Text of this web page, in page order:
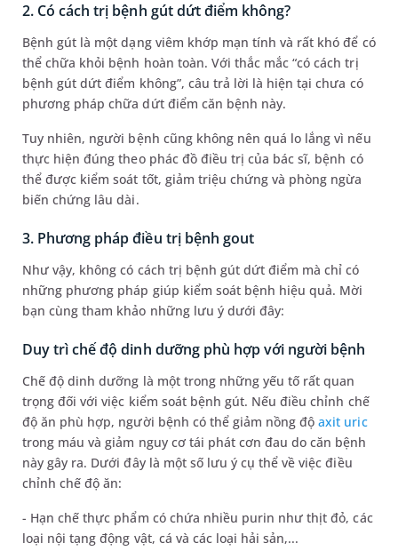
2. Có cách trị bệnh gút dứt điểm không?
Bệnh gút là một dạng viêm khớp mạn tính và rất khó để có
thể chữa khỏi bệnh hoàn toàn. Với thắc mắc “có cách trị
bệnh gút dứt điểm không”, câu trả lời là hiện tại chưa có
phương pháp chữa dứt điểm căn bệnh này.
Tuy nhiên, người bệnh cũng không nên quá lo lắng vì nếu
thực hiện đúng theo phác đồ điều trị của bác sĩ, bệnh có
thể được kiểm soát tốt, giảm triệu chứng và phòng ngừa
biến chứng lâu dài.
3. Phương pháp điều trị bệnh gout
Như vậy, không có cách trị bệnh gút dứt điểm mà chỉ có
những phương pháp giúp kiểm soát bệnh hiệu quả. Mời
bạn cùng tham khảo những lưu ý dưới đây:
Duy trì chế độ dinh dưỡng phù hợp với người bệnh
Chế độ dinh dưỡng là một trong những yếu tố rất quan
trọng đối với việc kiểm soát bệnh gút. Nếu điều chỉnh chế
độ ăn phù hợp, người bệnh có thể giảm nồng độaxit uric
trong máu và giảm nguy cơ tái phát cơn đau do căn bệnh
này gây ra. Dưới đây là một số lưu ý cụ thể về việc điều
chỉnh chế độ ăn:
- Hạn chế thực phẩm có chứa nhiều purin như thịt đỏ, các
loại nội tạng động vật, cá và các loại hải sản,...